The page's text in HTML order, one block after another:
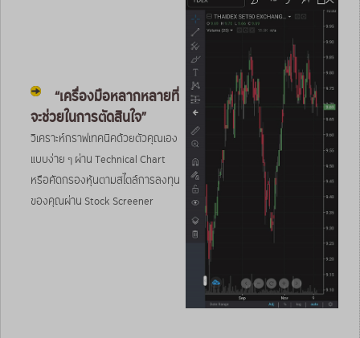
“เครื่องมือหลากหลายที่
จะช่วยในการตัดสินใจ”
วิเคราะห์กราฟเทคนิคด้วยตัวคุณเอง
แบบง่าย ๆ ผ่าน Technical Chart
หรือคัดกรองหุ้นตามสไตล์การลงทุน
ของคุณผ่าน Stock Screener